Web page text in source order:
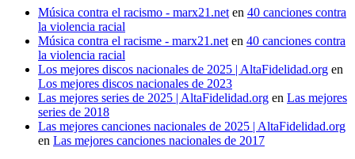
Música contra el racismo - marx21.net en 40 canciones contra
la violencia racial
Música contra el racisme - marx21.net en 40 canciones contra
la violencia racial
Los mejores discos nacionales de 2025 | AltaFidelidad.org en
Los mejores discos nacionales de 2023
Las mejores series de 2025 | AltaFidelidad.org en Las mejores
series de 2018
Las mejores canciones nacionales de 2025 | AltaFidelidad.org
en Las mejores canciones nacionales de 2017